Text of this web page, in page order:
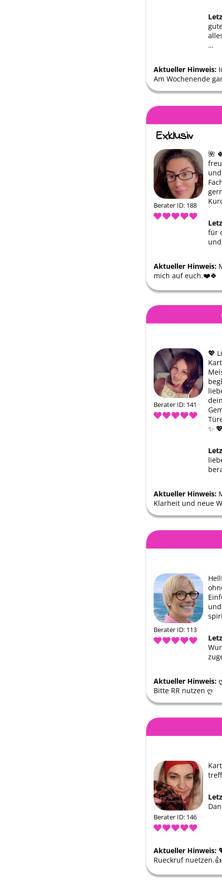
…
Aktueller Hinweis:
Am Wochenende
Berater ID: 188
🌺
für
Aktueller Hinweis:
mich auf euch.❤️🍀
Berater ID: 141
💖
✨
Aktueller Hinweis:
Klarheit und neue
Berater ID: 113
Aktueller Hinweis:
Bitte RR nutzen ღ
Berater ID: 146
Aktueller Hinweis:
Rueckruf nuetzen.👍